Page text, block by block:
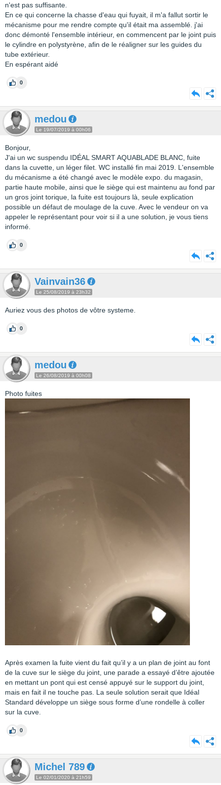
n'est pas suffisante.
En ce qui concerne la chasse d'eau qui fuyait, il m'a fallut sortir le
mécanisme pour me rendre compte qu'il était ma assemblé. j'ai
donc démonté l'ensemble intérieur, en commencent par le joint puis
le cylindre en polystyrène, afin de le réaligner sur les guides du
tube extérieur.
En espérant aidé
0
medou
Le 19/07/2019 à 00h06
Bonjour,
J'ai un wc suspendu IDÉAL SMART AQUABLADE BLANC, fuite
dans la cuvette, un léger filet. WC installé fin mai 2019. L'ensemble
du mécanisme a été changé avec le modèle expo. du magasin,
partie haute mobile, ainsi que le siège qui est maintenu au fond par
un gros joint torique, la fuite est toujours là, seule explication
possible un défaut de moulage de la cuve. Avec le vendeur on va
appeler le représentant pour voir si il a une solution, je vous tiens
informé.
0
Vainvain36
Le 25/08/2019 à 23h32
Auriez vous des photos de vôtre systeme.
0
medou
Le 26/08/2019 à 00h08
Photo fuites
Après examen la fuite vient du fait qu’il y a un plan de joint au font
de la cuve sur le siège du joint, une parade a essayé d’être ajoutée
en mettant un pont qui est censé appuyé sur le support du joint,
mais en fait il ne touche pas. La seule solution serait que Idéal
Standard développe un siège sous forme d’une rondelle à coller
sur la cuve.
0
Michel 789
Le 02/01/2020 à 21h59